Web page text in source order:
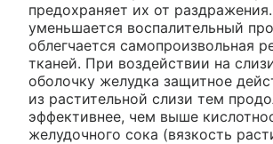
предохраняет их от
уменьшается воспалительный
облегчается самопроизвольная
тканей. При воздействии на
оболочку желудка защитное
из растительной слизи тем
эффективнее, чем выше
желудочного сока (вязкость